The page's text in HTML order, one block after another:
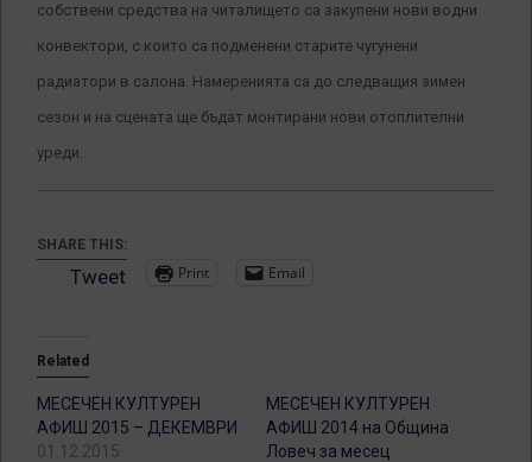
собствени средства на читалището са закупени нови водни
конвектори, с които са подменени старите чугунени
радиатори в салона. Намеренията са до следващия зимен
сезон и на сцената ще бъдат монтирани нови отоплителни
уреди.
SHARE THIS:
Tweet Print Email
Related
МЕСЕЧЕН КУЛТУРЕН
АФИШ 2015 – ДЕКЕМВРИ
01.12.2015
МЕСЕЧЕН КУЛТУРЕН
АФИШ 2014 на Община
Ловеч за месец